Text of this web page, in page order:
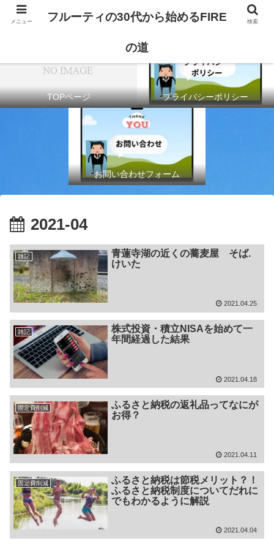
TOPページ プライバシーポリシー
お問い合わせフォーム
2021-04
雑記
青蓮寺湖の近くの蕎麦屋 そば.
けいた
2021.04.25
雑記
株式投資・積立NISAを始めて一
年間経過した結果
2021.04.18
固定費削減
ふるさと納税の返礼品ってなにが
お得？
2021.04.11
固定費削減
ふるさと納税は節税メリット？！
ふるさと納税制度についてだれに
でもわかるように解説
2021.04.04
メニュー フルーティの30代から始めるFIRE
の道
検索